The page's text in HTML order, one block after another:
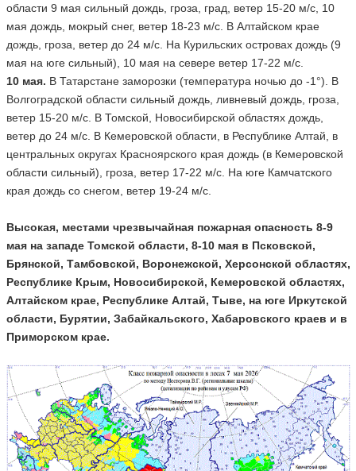
области 9 мая сильный дождь, гроза, град, ветер 15-20 м/с, 10
мая дождь, мокрый снег, ветер 18-23 м/с. В Алтайском крае
дождь, гроза, ветер до 24 м/с. На Курильских островах дождь (9
мая на юге сильный), 10 мая на севере ветер 17-22 м/с.
10 мая. В Татарстане заморозки (температура ночью до -1°). В
Волгоградской области сильный дождь, ливневый дождь, гроза,
ветер 15-20 м/с. В Томской, Новосибирской областях дождь,
ветер до 24 м/с. В Кемеровской области, в Республике Алтай, в
центральных округах Красноярского края дождь (в Кемеровской
области сильный), гроза, ветер 17-22 м/с. На юге Камчатского
края дождь со снегом, ветер 19-24 м/с.
Высокая, местами чрезвычайная пожарная опасность 8-9
мая на западе Томской области, 8-10 мая в Псковской,
Брянской, Тамбовской, Воронежской, Херсонской областях,
Республике Крым, Новосибирской, Кемеровской областях,
Алтайском крае, Республике Алтай, Тыве, на юге Иркутской
области, Бурятии, Забайкальского, Хабаровского краев и в
Приморском крае.